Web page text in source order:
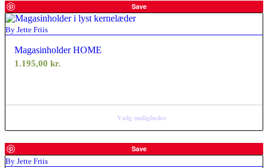
Save
By Jette Friis
Magasinholder HOME
1.195,00 kr.
Vælg muligheder
Save
By Jette Friis